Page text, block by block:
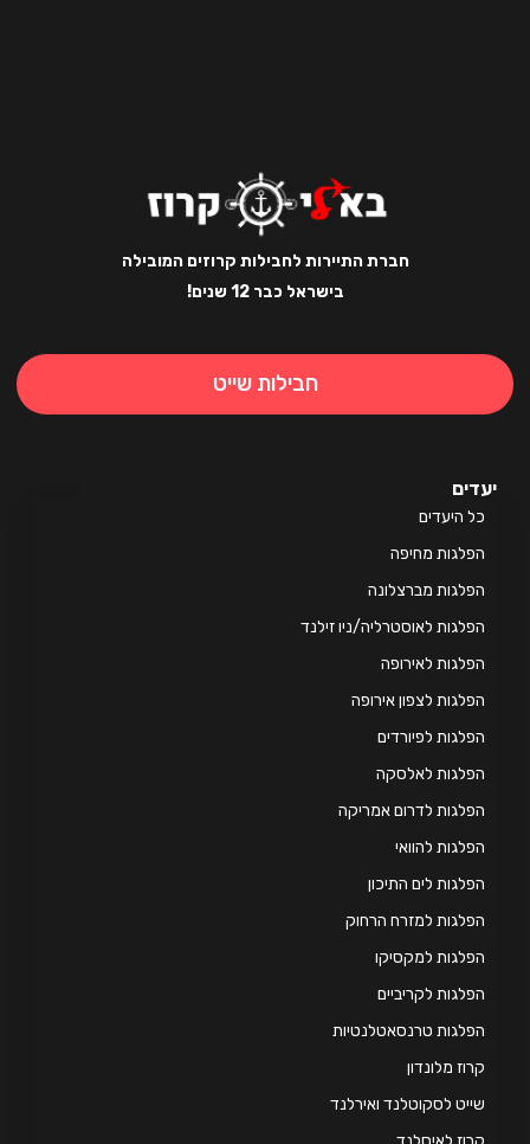
חברת התיירות לחבילות קרוזים המובילה
בישראל כבר 12 שנים!
חבילות שייט
היעדים
מחיפה
מברצלונה
לאוסטרליה/ניו זילנד
לאירופה
לצפון אירופה
לפיורדים
לאלסקה
לדרום אמריקה
להוואי
לים התיכון
למזרח הרחוק
למקסיקו
לקריביים
טרנסאטלנטיות
מלונדון
לסקוטלנד ואירלנד